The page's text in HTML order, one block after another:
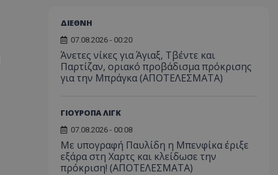
ΔΙΕΘΝΗ
07.08.2026 - 00:20
Άνετες νίκες για Άγιαξ, Τβέντε και
Παρτίζαν, οριακό προβάδισμα πρόκρισης
για την Μπράγκα (ΑΠΟΤΕΛΕΣΜΑΤΑ)
ΓΙΟΥΡΟΠΑ ΛΙΓΚ
07.08.2026 - 00:08
Με υπογραφή Παυλίδη η Μπενφίκα έριξε
εξάρα στη Χαρτς και κλείδωσε την
πρόκριση! (ΑΠΟΤΕΛΕΣΜΑΤΑ)